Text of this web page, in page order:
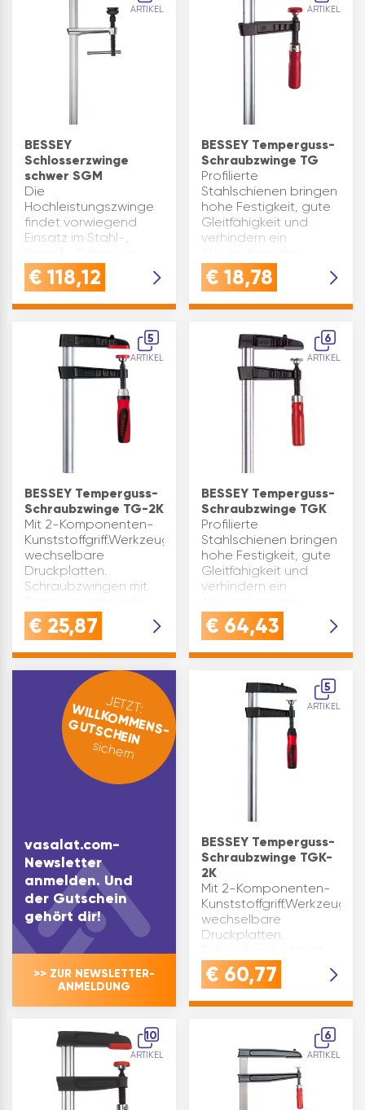
ARTIKEL
BESSEY
Schlosserzwinge
schwer SGM
Die
Hochleistungszwinge
findet vorwiegend
Einsatz im Stahl-,
und Schiffsbau aber
auch im schweren
Leimbinderkonstruktionen,
im Zimmereihandwerk.
Schiene, Festbügel u…
€ 118,12
ARTIKEL
BESSEY Temperguss-
Schraubzwinge TG
Profilierte
Stahlschienen bringen
hohe Festigkeit, gute
Gleitfähigkeit und
verhindern ein
Gleitbügels.
Schraubzwingen bis
Plastikschutzkappen
ausgestattet. Ab 80
mm A…
€ 18,78
5
ARTIKEL
BESSEY Temperguss-
Schraubzwinge TG-2K
Mit 2-Komponenten-
Kunststoffgriff.Werkzeuglos
wechselbare
Druckplatten.
Schraubzwingen mit
Profilierte
Stahlschienen bringen
Gleitfähigkeit und
verhindern ei…
€ 25,87
6
ARTIKEL
BESSEY Temperguss-
Schraubzwinge TGK
Profilierte
Stahlschienen bringen
hohe Festigkeit, gute
Gleitfähigkeit und
verhindern ein
Gleitbügels.
Schraubzwingen bis
Plastikschutzkappen
ausgestattet. Ab 80
€ 64,43
JETZT:
WILLKOMMENS-
GUTSCHEIN
sichern
vasalat.com-
Newsletter
anmelden. Und
der Gutschein
gehört dir!
>> ZUR NEWSLETTER-
ANMELDUNG
5
ARTIKEL
BESSEY Temperguss-
Schraubzwinge TGK-
2K
Mit 2-Komponenten-
Kunststoffgriff.Werkzeuglos
wechselbare
Druckplatten.
Tempergussbügeln.
Profilierte
hohe Festigkeit, gute
€ 60,77
10
ARTIKEL
6
ARTIKEL